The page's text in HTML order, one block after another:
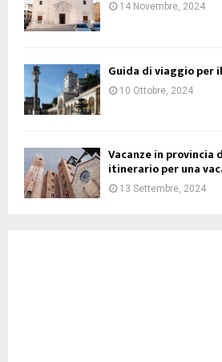
14 Novembre, 2024
Guida di viaggio per
10 Ottobre, 2024
Vacanze in provincia
itinerario per una
13 Settembre, 2024